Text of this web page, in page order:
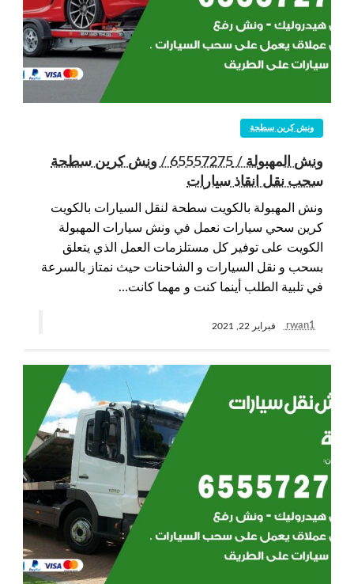
ونش كرين سطحة
ونش المهبولة / 65557275 / ونش كرين سطحة
سحب نقل انقاذ سيارات
ونش المهبولة بالكويت سطحة لنقل السيارات بالكويت
كرين سحي سيارات نعمل في ونش سيارات المهبولة
الكويت على توفير كل مستلزمات العمل الذي يتعلق
بسحب و نقل السيارات و الشاحنات حيث نمتاز بالسرعة
في تلبية الطلب أينما كنت و مهما كانت…
rwan1 فبراير 22, 2021